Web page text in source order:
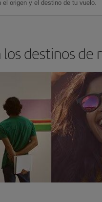
el origen y el destino de tu vuelo.
los destinos